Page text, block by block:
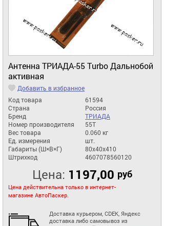
Антенна ТРИАДА-55 Turbo Дальнобой
активная
Добавить в избранное
Код товара
61594
Страна
Россия
Бренд
ТРИАДА
Номер производителя
55T
Вес товара
0.060 кг
Ед. измерения
шт.
Габариты (Ш×В×Г)
80x40x410
Штрихкод
4607078560120
Цена: 1197,00 руб
Цена действительна только в интернет-
магазине АвтоПаскер.
Доставка курьером, CDEK, Яндекс
доставка либо самовывоз из